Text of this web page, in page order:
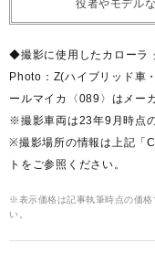
役者やモデル
◆撮影に使用したカローラ
Photo：Z(ハイブリッド車
ールマイカ〈089〉はメー
※撮影車両は23年9月時点の
※撮影場所の情報は上記「
トをご参照ください。
※表示価格は記事執筆時点の価格
い。